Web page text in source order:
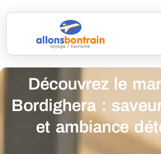
Découvrez le
Bordighera :
et ambiance